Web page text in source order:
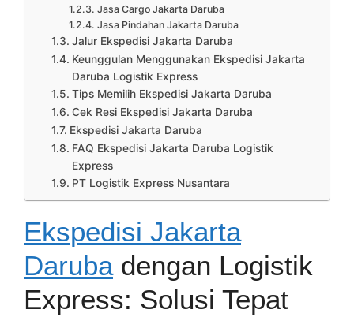
Jasa Cargo Jakarta Daruba
Jasa Pindahan Jakarta Daruba
Jalur Ekspedisi Jakarta Daruba
Keunggulan Menggunakan Ekspedisi Jakarta
Daruba Logistik Express
Tips Memilih Ekspedisi Jakarta Daruba
Cek Resi Ekspedisi Jakarta Daruba
Ekspedisi Jakarta Daruba
FAQ Ekspedisi Jakarta Daruba Logistik
Express
PT Logistik Express Nusantara
Ekspedisi Jakarta
Darubadengan Logistik
Express: Solusi Tepat